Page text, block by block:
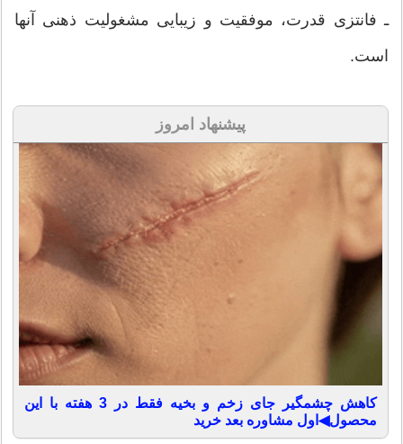
ـ فانتزی قدرت، موفقیت و زیبایی مشغولیت ذهنی آنها
است.
پیشنهاد امروز
کاهش چشمگیر جای زخم و بخیه فقط در 3 هفته با این
محصول◀اول مشاوره بعد خرید